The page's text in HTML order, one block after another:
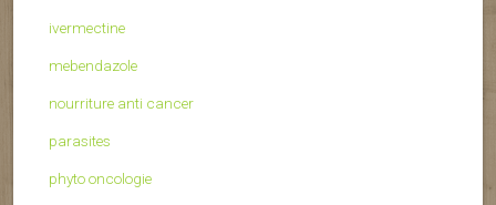
ivermectine
mebendazole
nourriture anti cancer
parasites
phyto oncologie